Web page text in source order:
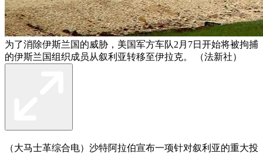
为了消除伊斯兰国的威胁，美国军方车队2月7日开始将被拘捕
的伊斯兰国组织成员从叙利亚转移至伊拉克。 （法新社）
（大马士革综合电）沙特阿拉伯宣布一项针对叙利亚的重大投